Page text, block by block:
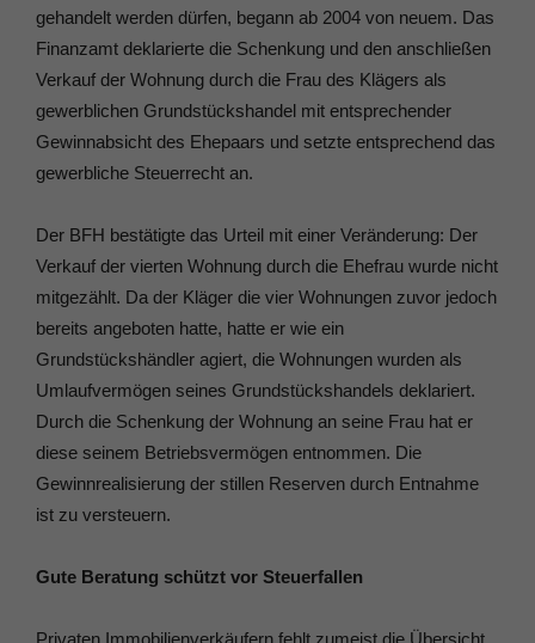
gehandelt werden dürfen, begann ab 2004 von neuem. Das
Finanzamt deklarierte die Schenkung und den anschließen
Verkauf der Wohnung durch die Frau des Klägers als
gewerblichen Grundstückshandel mit entsprechender
Gewinnabsicht des Ehepaars und setzte entsprechend das
gewerbliche Steuerrecht an.
Der BFH bestätigte das Urteil mit einer Veränderung: Der
Verkauf der vierten Wohnung durch die Ehefrau wurde nicht
mitgezählt. Da der Kläger die vier Wohnungen zuvor jedoch
bereits angeboten hatte, hatte er wie ein
Grundstückshändler agiert, die Wohnungen wurden als
Umlaufvermögen seines Grundstückshandels deklariert.
Durch die Schenkung der Wohnung an seine Frau hat er
diese seinem Betriebsvermögen entnommen. Die
Gewinnrealisierung der stillen Reserven durch Entnahme
ist zu versteuern.
Gute Beratung schützt vor Steuerfallen